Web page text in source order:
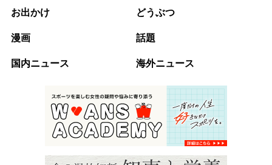
お出かけ どうぶつ
漫画 話題
国内ニュース 海外ニュース